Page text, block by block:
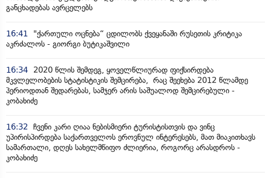
განცხადებას ავრცელებს
16:41
"ქართული ოცნება“ ცდილობს ქვეყანაში რუსეთის კრიტიკა
აკრძალოს - გიორგი ბუტიკაშვილი
16:34
2020 წლის შემდეგ, ყოველწლიურად ფიქსირდება
მკვლელობების სტატისტიკის შემცირება, რაც შეეხება 2012 წლამდე
პერიოდთან შედარებას, სამჯერ არის საშუალოდ შემცირებული -
კობახიძე
16:32
ჩვენი კარი ღიაა ნებისმიერი ტურისტისთვის და ვინც
უპირისპირდება საქართველოს ეროვნულ ინტერესებს, მათ მიაკითხავს
სამართალი, დღეს სახელმწიფო ძლიერია, როგორც არასდროს -
კობახიძე